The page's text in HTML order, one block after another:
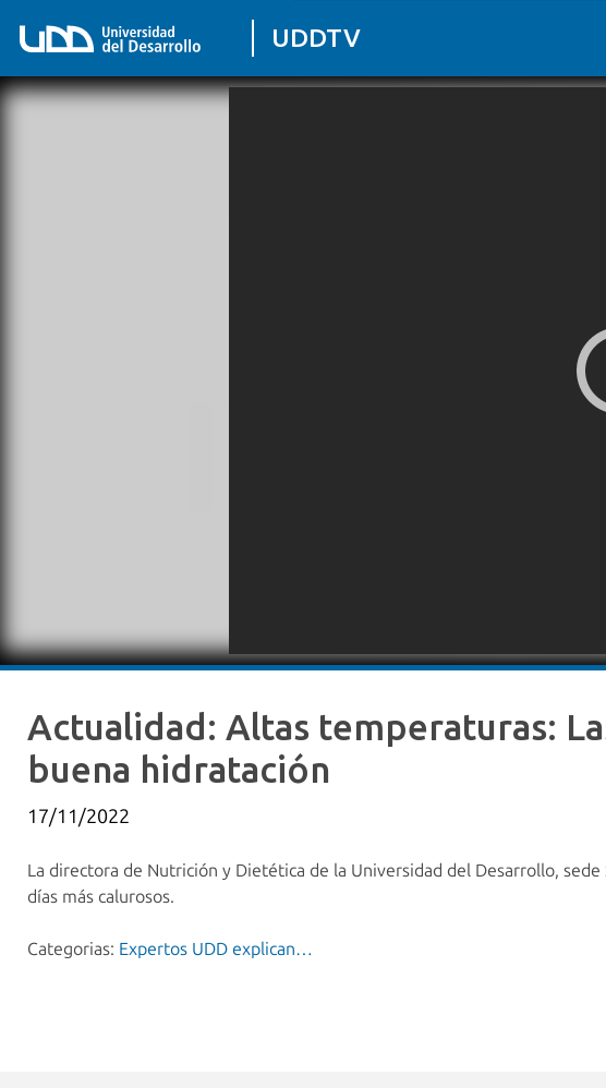
UDDTV
Actualidad: Altas temperaturas:
buena hidratación
17/11/2022
La directora de Nutrición y Dietética de la Universidad del Desarrollo,
días más calurosos.
Categorias: Expertos UDD explican…